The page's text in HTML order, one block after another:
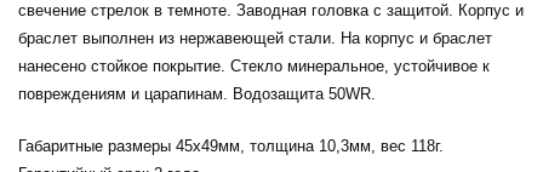
свечение стрелок в темноте. Заводная головка с защитой. Корпус и
браслет выполнен из нержавеющей стали. На корпус и браслет
нанесено стойкое покрытие. Стекло минеральное, устойчивое к
повреждениям и царапинам. Водозащита 50WR.
Габаритные размеры 45x49мм, толщина 10,3мм, вес 118г.